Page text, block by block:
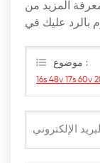
المزيد من
بالرد عليك في
موضوع :